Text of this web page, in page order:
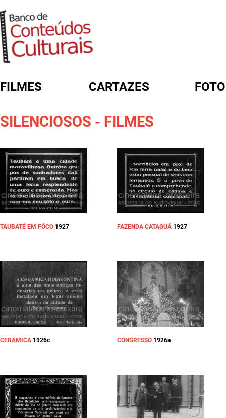
FILMES CARTAZES
SILENCIOSOS - FILMES
TAUBATÉ EM FÓCO 1927 FAZENDA CATAGUÁ 1927
CERAMICA 1926c CONGRESSO 1926a
FORMULÁRIO DE BUSCA